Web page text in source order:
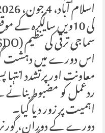
کی 10ویں سالگرہ کے
اس دورے میں دہشت
معاونت اور پرتشدد
ردعمل کو مضبوط
اہمیت پر زور دیا گیا۔